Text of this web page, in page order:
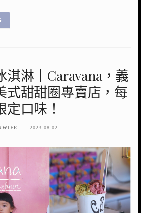
淇淋｜Caravana，義
式甜甜圈專賣店，每
定口味！
2023-08-02